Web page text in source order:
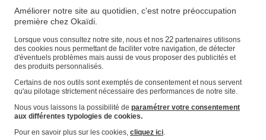
Magasin
Vos informations personnelles
Suivre une commande
Panier
Favoris
Améliorer notre site au quotidien, c'est notre préoccupation
première chez Okaïdi.
Lorsque vous consultez notre site, nous et nos 22partenaires utilisons
des cookies nous permettant de faciliter votre navigation, de détecter
d'éventuels problèmes mais aussi de vous proposer des publicités et
des produits personnalisés.
Certains de nos outils sont exemptés de consentement et nous servent
qu'au pilotage strictement nécessaire des performances de notre site.
Nous vous laissons la possibilité de paramétrer votre consentement
aux différentes typologies de cookies.
Pour en savoir plus sur les cookies, cliquez ici.